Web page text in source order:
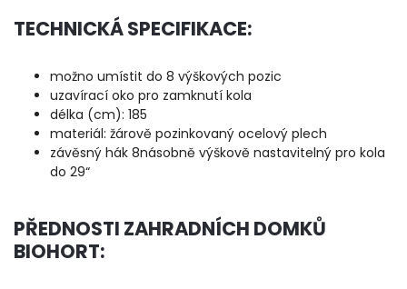
TECHNICKÁ SPECIFIKACE:
možno umístit do 8 výškových pozic
uzavírací oko pro zamknutí kola
délka (cm): 185
materiál: žárově pozinkovaný ocelový plech
závěsný hák 8násobně výškově nastavitelný pro kola
do 29“
PŘEDNOSTI ZAHRADNÍCH DOMKŮ
BIOHORT: